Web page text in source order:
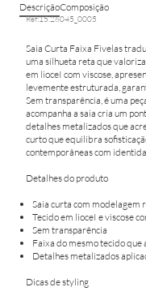
DescriçãoComposição
Ref:15.26045_0005
Saia Curta Faixa Fivelas
uma silhueta reta que
em lioceI com viscose,
levemente estruturada,
Sem transparência, é uma
acompanha a saia cria um
detalhes metalizados que
curto que equilibra
contemporâneas com
Detalhes do produto
Saia curta com modelagem
Tecido em lioceI e viscose
Sem transparência
Faixa do mesmo tecido que
Detalhes metalizados
Dicas de styling